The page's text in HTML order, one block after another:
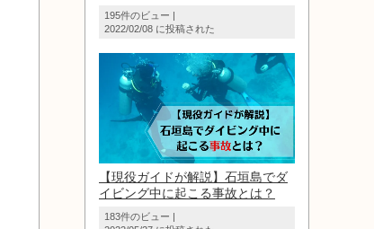
195件のビュー |
2022/02/08 に投稿された
【現役ガイドが解説】石垣島でダ
イビング中に起こる事故とは？
183件のビュー |